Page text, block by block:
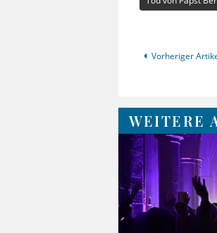
Vorheriger
WEITERE